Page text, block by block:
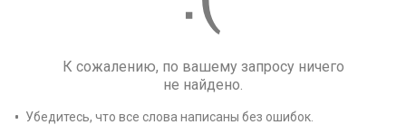
К сожалению, по вашему запросу ничего
не найдено.
Убедитесь, что все слова написаны без ошибок.